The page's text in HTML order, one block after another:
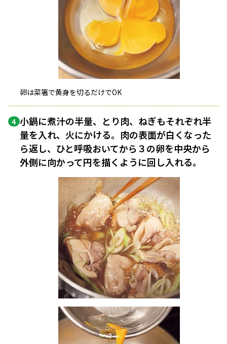
卵は菜箸で黄身を切るだけでOK
4 小鍋に煮汁の半量、とり肉、ねぎもそれぞれ半
量を入れ、火にかける。肉の表面が白くなった
ら返し、ひと呼吸おいてから３の卵を中央から
外側に向かって円を描くように回し入れる。